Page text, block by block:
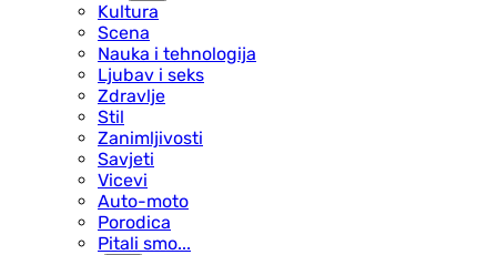
Kultura
Scena
Nauka i tehnologija
Ljubav i seks
Zdravlje
Stil
Zanimljivosti
Savjeti
Vicevi
Auto-moto
Porodica
Pitali smo...